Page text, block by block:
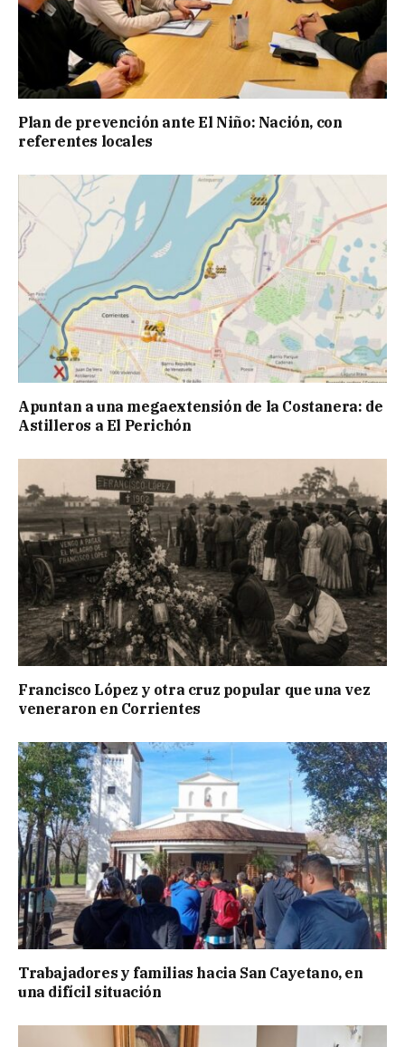
Plan de prevención ante El Niño: Nación, con
referentes locales
Apuntan a una megaextensión de la Costanera: de
Astilleros a El Perichón
Francisco López y otra cruz popular que una vez
veneraron en Corrientes
Trabajadores y familias hacia San Cayetano, en
una difícil situación